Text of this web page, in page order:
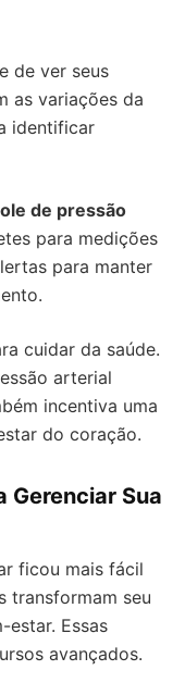
de ver seus
as variações da
identificar
de pressão
para medições
para manter
cuidar da saúde.
arterial
incentiva uma
do coração.
Gerenciar Sua
ficou mais fácil
transformam seu
estar. Essas
avançados.